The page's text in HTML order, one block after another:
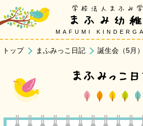
学校法人まふみ
まふみ幼
MAFUMI
トップ まふみっこ日記 誕生会（5月）
まふみっこ